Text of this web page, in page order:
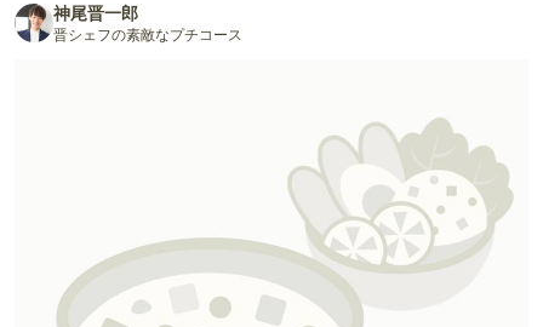
神尾晋一郎
晋シェフの素敵なプチコース